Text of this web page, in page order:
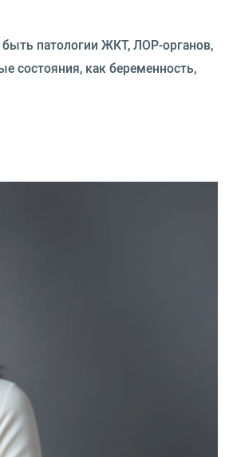
патологии ЖКТ, ЛОР-органов,
состояния, как беременность,